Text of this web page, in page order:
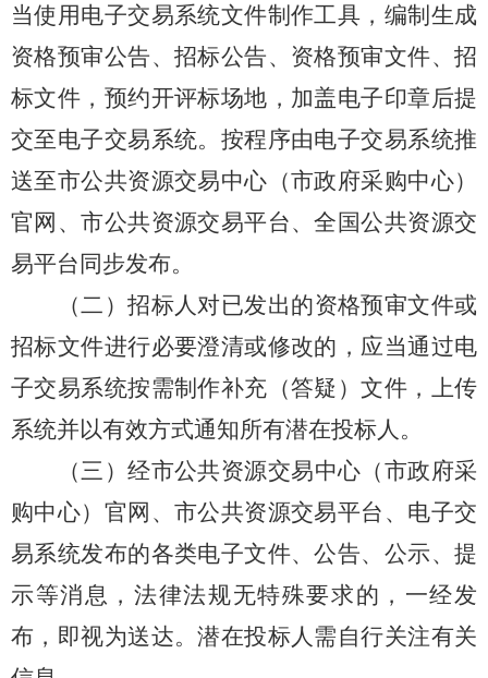
当使用电子交易系统文件制作工具，编制生成
资格预审公告、招标公告、资格预审文件、招
标文件，预约开评标场地，加盖电子印章后提
交至电子交易系统。按程序由电子交易系统推
送至市公共资源交易中心（市政府采购中心）
官网、市公共资源交易平台、全国公共资源交
易平台同步发布。
（二）招标人对已发出的资格预审文件或
招标文件进行必要澄清或修改的，应当通过电
子交易系统按需制作补充（答疑）文件，上传
系统并以有效方式通知所有潜在投标人。
（三）经市公共资源交易中心（市政府采
购中心）官网、市公共资源交易平台、电子交
易系统发布的各类电子文件、公告、公示、提
示等消息，法律法规无特殊要求的，一经发
布，即视为送达。潜在投标人需自行关注有关